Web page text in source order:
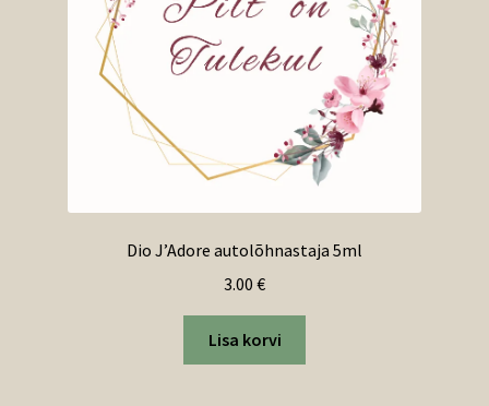
Dio J’Adore autolõhnastaja 5ml
3.00 €
Lisa korvi